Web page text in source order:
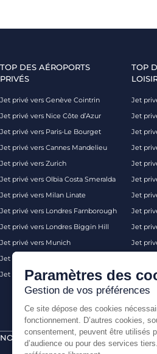
TOP DES AÉROPORTS
PRIVÉS
Jet privé vers Genève Cointrin
Jet privé vers Nice Côte d’Azur
Jet privé vers Paris-Le Bourget
Jet privé vers Cannes Mandelieu
Jet privé vers Zurich
Jet privé vers Olbia Costa Smeralda
Jet privé vers Milan Linate
Jet privé vers Londres Farnborough
Jet privé vers Londres Biggin Hill
Jet privé vers Munich
Jet privé vers Monaco
Jet privé vers Palma de Majorque
TOP
Jet
Jet
Jet
Jet
Jet
Jet
Jet
Jet
Jet
Jet
Jet
NOS CERTIFICATIONS
Paramètres des
Gestion de vos préférences
Ce site dépose des cookies
fonctionnement. D’autres cookies,
consentement, peuvent être utilisés
d’audience ou pour des services